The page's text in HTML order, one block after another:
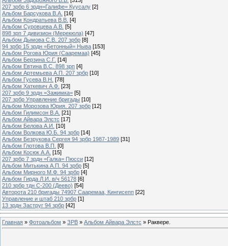
207 зрбр 6 зрдн=Галифе= Куусалу [2]
Альбом Барсукова В.А. [16]
Альбом Кондратьева В.В. [4]
Альбом Суровцева А.В. [5]
898 зрп 7 дивизион (Мерекюла) [47]
Альбом Дымова С.В. 207 зрбр [8]
94 зрбр 15 зрдн =Бетонный= Ныва [153]
Альбом Рогова Юрия (Сааремаа) [45]
Альбом Берзина С.Г. [14]
Альбом Евтина В.С. 898 зрп [4]
Альбом Артемьева А.П. 207 зрбр [10]
Альбом Гусева В.Н. [78]
Альбом Хаткевич А.Ф. [23]
207 зрбр 9 зрдн =Зажимка= [5]
207 зрбр Управление бригады [10]
Альбом Морозова Юрия. 207 зрбр [12]
Альбом Гилимсон В.А. [21]
Альбом Айвара Элстс [17]
Альбом Белова А.И. [10]
Альбом Волкова Ю.Б. 94 зрбр [14]
Альбом Безрукова Сергея 94 зрбр 1987-1989 [31]
Альбом Глотова В.П. [0]
Альбом Косюк А.А. [15]
207 зрбр 7 зрдн =Галка= Пюсси [12]
Альбом Митькина А.П. 94 зрбр [5]
Альбом Мирного М.Ф. 94 зрбр [4]
Альбом Гирда Л.И. в/ч 56178 [6]
210 зрбр тдн С-200 (Деево) [54]
Авторота 210 бригады 74907 Сааремаа, Кингисепп [22]
Управление и штаб 210 зрбр [1]
13 зрдн Заструг 94 зрбр [42]
Главная » Фотоальбом » ЗРВ » Альбом Айвара Элстс » Раквере.